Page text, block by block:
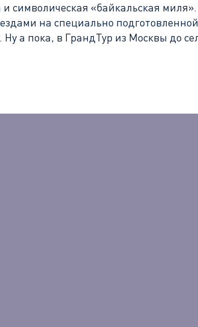
символическая «байкальская
на специально
Ну а пока, в ГрандТур из Москвы до